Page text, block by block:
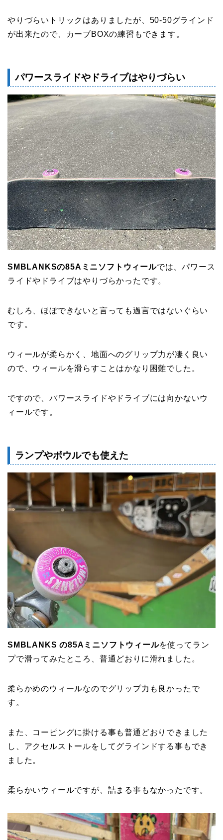
やりづらいトリックはありましたが、50-50グラインド
が出来たので、カーブBOXの練習もできます。
パワースライドやドライブはやりづらい
SMBLANKSの85Aミニソフトウィールでは、パワース
ライドやドライブはやりづらかったです。
むしろ、ほぼできないと言っても過言ではないぐらい
です。
ウィールが柔らかく、地面へのグリップ力が凄く良い
ので、ウィールを滑らすことはかなり困難でした。
ですので、パワースライドやドライブには向かないウ
ィールです。
ランプやボウルでも使えた
SMBLANKS の85Aミニソフトウィールを使ってラン
プで滑ってみたところ、普通どおりに滑れました。
柔らかめのウィールなのでグリップ力も良かったで
す。
また、コーピングに掛ける事も普通どおりできました
し、アクセルストールをしてグラインドする事もでき
ました。
柔らかいウィールですが、詰まる事もなかったです。